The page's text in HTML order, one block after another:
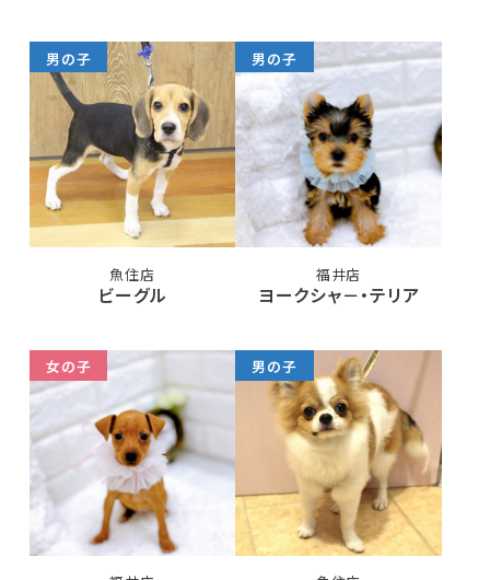
男の子
魚住店
ビーグル
男の子
福井店
ヨークシャ－・テリア
女の子 男の子